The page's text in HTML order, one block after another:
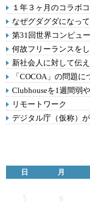
１年３ヶ月のコラボ
なぜグダグダになっ
第31回世界コンピュ
何故フリーランスを
新社会人に対して伝
「COCOA」の問題に
Clubhouseを1週間弱
リモートワーク
デジタル庁（仮称）
日 月
5
6